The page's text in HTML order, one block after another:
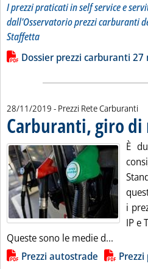
I prezzi praticati in self service e
dall'Osservatorio prezzi carburanti
Staffetta
Leggi tutta la notizia: 'Dossier
Lista allegati PDF alla
Dossier prezzi carburanti 27
28/11/2019 - Prezzi Rete Carburanti
Carburanti, giro di
È
i
IP e
Queste sono le medie d...
Lista allegati PDF alla
Prezzi autostrade